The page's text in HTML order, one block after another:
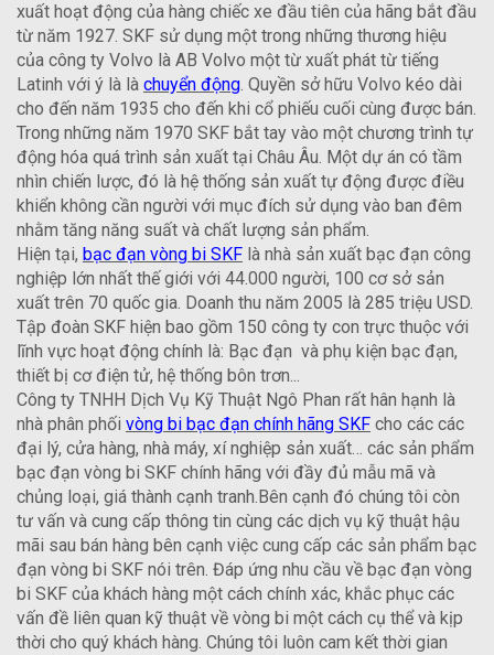
xuất hoạt động của hàng chiếc xe đầu tiên của hãng bắt đầu
từ năm 1927. SKF sử dụng một trong những thương hiệu
của công ty Volvo là AB Volvo một từ xuất phát từ tiếng
Latinh với ý là là chuyển động. Quyền sở hữu Volvo kéo dài
cho đến năm 1935 cho đến khi cổ phiếu cuối cùng được bán.
Trong những năm 1970 SKF bắt tay vào một chương trình tự
động hóa quá trình sản xuất tại Châu Âu. Một dự án có tầm
nhìn chiến lược, đó là hệ thống sản xuất tự động được điều
khiển không cần người với mục đích sử dụng vào ban đêm
nhằm tăng năng suất và chất lượng sản phẩm.
Hiện tại, bạc đạn vòng bi SKF là nhà sản xuất bạc đạn công
nghiệp lớn nhất thế giới với 44.000 người, 100 cơ sở sản
xuất trên 70 quốc gia. Doanh thu năm 2005 là 285 triệu USD.
Tập đoàn SKF hiện bao gồm 150 công ty con trực thuộc với
lĩnh vực hoạt động chính là: Bạc đạn và phụ kiện bạc đạn,
thiết bị cơ điện tử, hệ thống bôn trơn...
Công ty TNHH Dịch Vụ Kỹ Thuật Ngô Phan rất hân hạnh là
nhà phân phối vòng bi bạc đạn chính hãng SKF cho các các
đại lý, cửa hàng, nhà máy, xí nghiệp sản xuất… các sản phẩm
bạc đạn vòng bi SKF chính hãng với đầy đủ mẫu mã và
chủng loại, giá thành cạnh tranh.Bên cạnh đó chúng tôi còn
tư vấn và cung cấp thông tin cùng các dịch vụ kỹ thuật hậu
mãi sau bán hàng bên cạnh việc cung cấp các sản phẩm bạc
đạn vòng bi SKF nói trên. Đáp ứng nhu cầu về bạc đạn vòng
bi SKF của khách hàng một cách chính xác, khắc phục các
vấn đề liên quan kỹ thuật về vòng bi một cách cụ thể và kịp
thời cho quý khách hàng. Chúng tôi luôn cam kết thời gian